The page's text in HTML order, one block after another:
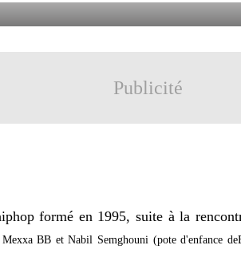
Publicité
formé en 1995, suite à la
BB et Nabil Semghouni (pote d'enfance